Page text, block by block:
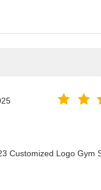
Customized Logo Gym